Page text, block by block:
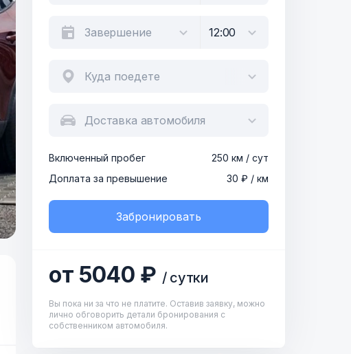
Куда поедете
Доставка автомобиля
Включенный пробег
250 км / сут
Доплата за превышение
30 ₽ / км
Забронировать
от 5040 ₽ / сутки
Вы пока ни за что не платите. Оставив заявку, можно
лично обговорить детали бронирования с
собственником автомобиля.